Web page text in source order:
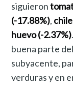
siguieron
(-17.88%),
huevo (-2.37%)
buena parte
subyacente,
verduras y en